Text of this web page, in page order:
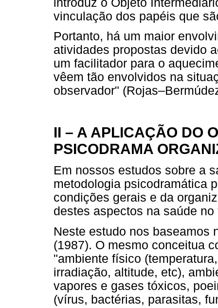
vinculação dos papéis que
Portanto, há um maior
atividades propostas devido
um facilitador para o
vêem tão envolvidos na
observador"
II – A APLICAÇÃO DO
PSICODRAMA
Em nossos estudos sobre a
metodologia psicodramática
condições gerais e da
destes aspectos na saúde no
Neste estudo nos baseamos
(1987). O mesmo conceitua
"ambiente físico
irradiação, altitude, etc),
vapores e gases tóxicos,
(vírus, bactérias, parasitas,